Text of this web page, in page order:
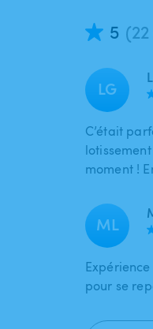
5
LG
C’était
moment !
ML
pour se